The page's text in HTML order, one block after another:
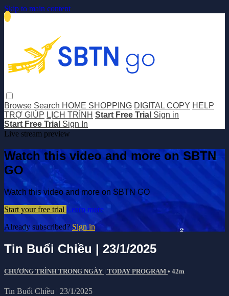
Skip to main content
Browse Search HOME SHOPPING DIGITAL COPY HELP
TRỢ GIÚP LỊCH TRÌNH Start Free Trial Sign in
Start Free Trial Sign In
Live stream preview
Watch this video and more on SBTN
GO
Watch this video and more on SBTN GO
Start your free trial Learn more
Already subscribed? Sign in
Tin Buổi Chiều | 23/1/2025
CHƯƠNG TRÌNH TRONG NGÀY | TODAY PROGRAM • 42m
Tin Buổi Chiều | 23/1/2025